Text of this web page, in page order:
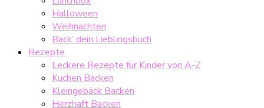
Halloween
Weihnachten
Back‘ dein Lieblingsbuch
Rezepte
Leckere Rezepte für Kinder von A-Z
Kuchen Backen
Kleingebäck Backen
Herzhaft Backen